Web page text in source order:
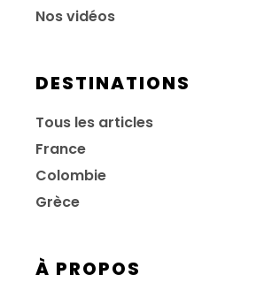
Nos vidéos
DESTINATIONS
Tous les articles
France
Colombie
Grèce
À PROPOS